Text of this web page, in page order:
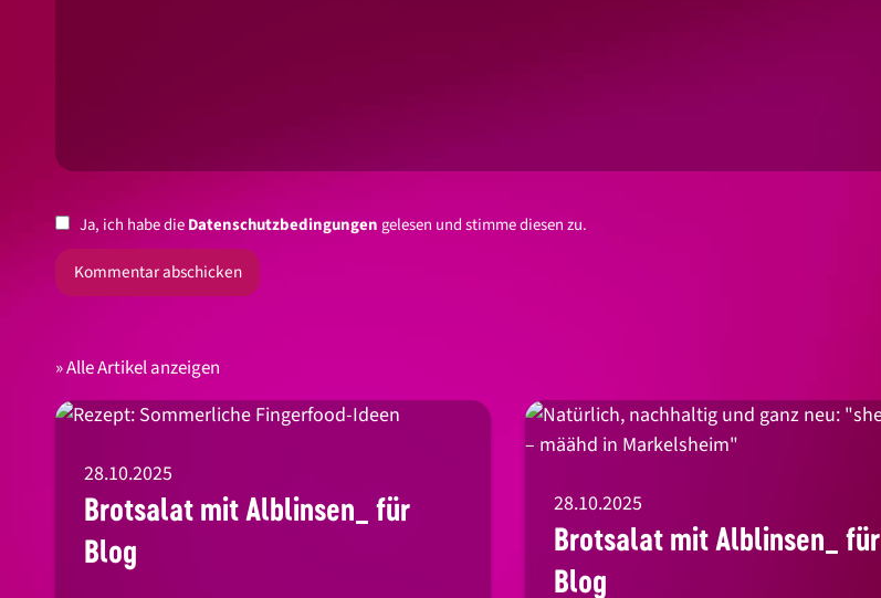
Ja, ich habe dieDatenschutzbedingungengelesen und stimme diesen zu.
Alle Artikel anzeigen
28.10.2025
Brotsalat mit Alblinsen_ für
Blog
28.10.2025
Brotsalat mit Alblinsen_ für
Blog